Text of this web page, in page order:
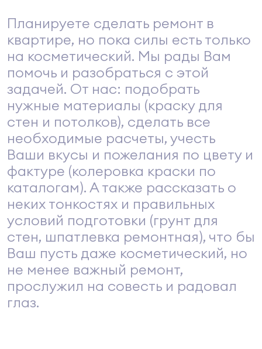
Планируете сделать ремонт в
квартире, но пока силы есть только
на косметический. Мы рады Вам
помочь и разобраться с этой
задачей. От нас: подобрать
нужные материалы (краску для
стен и потолков), сделать все
необходимые расчеты, учесть
Ваши вкусы и пожелания по цвету и
фактуре (колеровка краски по
каталогам). А также рассказать о
неких тонкостях и правильных
условий подготовки (грунт для
стен, шпатлевка ремонтная), что бы
Ваш пусть даже косметический, но
не менее важный ремонт,
прослужил на совесть и радовал
глаз.